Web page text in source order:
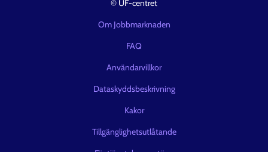
© UF-centret
Om Jobbmarknaden
FAQ
Användarvillkor
Dataskyddsbeskrivning
Kakor
Tillgänglighetsutlåtande